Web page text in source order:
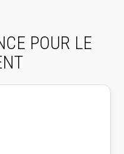
POUR LE